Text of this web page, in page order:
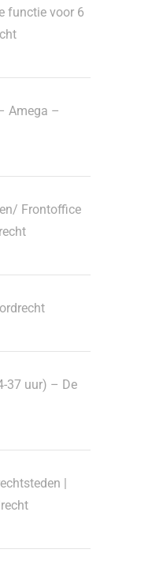
functie voor 6
Amega –
Frontoffice
37 uur) – De
|